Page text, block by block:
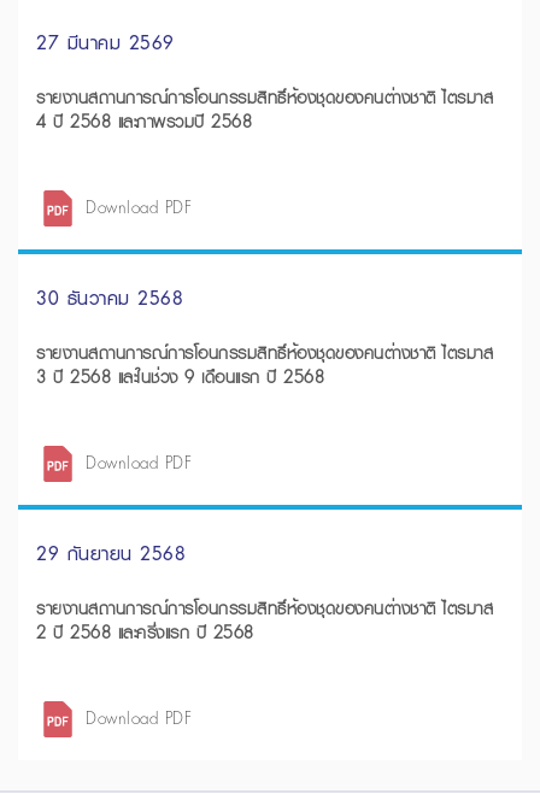
27 มีนาคม 2569
รายงานสถานการณ์การโอนกรรมสิทธิ์ห้องชุดของคนต่างชาติ ไตรมาส
4 ปี 2568 และภาพรวมปี 2568
Download PDF
30 ธันวาคม 2568
รายงานสถานการณ์การโอนกรรมสิทธิ์ห้องชุดของคนต่างชาติ ไตรมาส
3 ปี 2568 และในช่วง 9 เดือนแรก ปี 2568
Download PDF
29 กันยายน 2568
รายงานสถานการณ์การโอนกรรมสิทธิ์ห้องชุดของคนต่างชาติ ไตรมาส
2 ปี 2568 และครึ่งแรก ปี 2568
Download PDF